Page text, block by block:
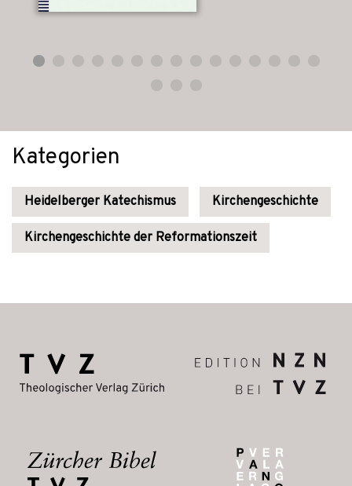
Kategorien
Heidelberger Katechismus Kirchengeschichte
Kirchengeschichte der Reformationszeit